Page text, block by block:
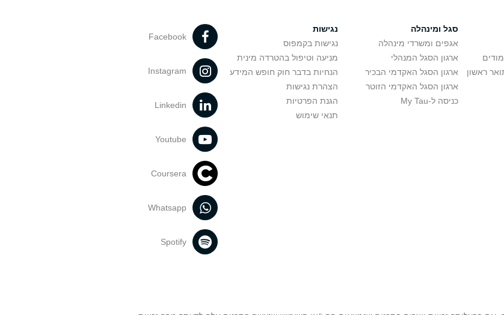
ראשון
סגל ומינהלה
אגפים ומשרדי מינהלה
ארגון הסגל המנהלי
ארגון הסגל האקדמי הבכיר
ארגון הסגל האקדמי הזוטר
כניסה ל-My Tau
נגישות
נגישות בקמפוס
מניעה וטיפול בהטרדה מינית
הנחיות בדבר חוק חופש המידע
הצהרת נגישות
הגנת הפרטיות
תנאי שימוש
Facebook
Instagram
Linkedin
Youtube
Coursera
Whatsapp
Spotify